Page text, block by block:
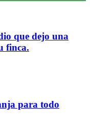
que dejo una
finca.
para todo